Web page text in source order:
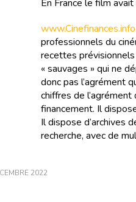
En France le film
www.Cinefinances.info
professionnels du
recettes
« sauvages » qui ne
donc pas l’agrément
chiffres de
financement. Il
Il dispose d’archives
recherche, avec de
2022